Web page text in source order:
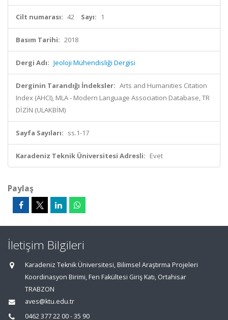
Cilt numarası: 42 Sayı: 1
Basım Tarihi: 2018
Dergi Adı: Jeoloji Mühendisliği Dergisi
Derginin Tarandığı İndeksler: Arts and Humanities Citation
Index (AHCI), MLA - Modern Language Association Database, TR
DİZİN (ULAKBİM)
Sayfa Sayıları: ss.1-17
Karadeniz Teknik Üniversitesi Adresli: Evet
Paylaş
İletişim Bilgileri
Karadeniz Teknik Üniversitesi, Bilimsel Araştırma Projeleri
Koordinasyon Birimi, Fen Fakültesi Giriş Katı, Ortahisar
TRABZON
aves@ktu.edu.tr
0462 377 22 00 - 35 90